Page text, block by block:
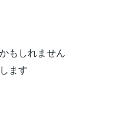
もしれません
ます